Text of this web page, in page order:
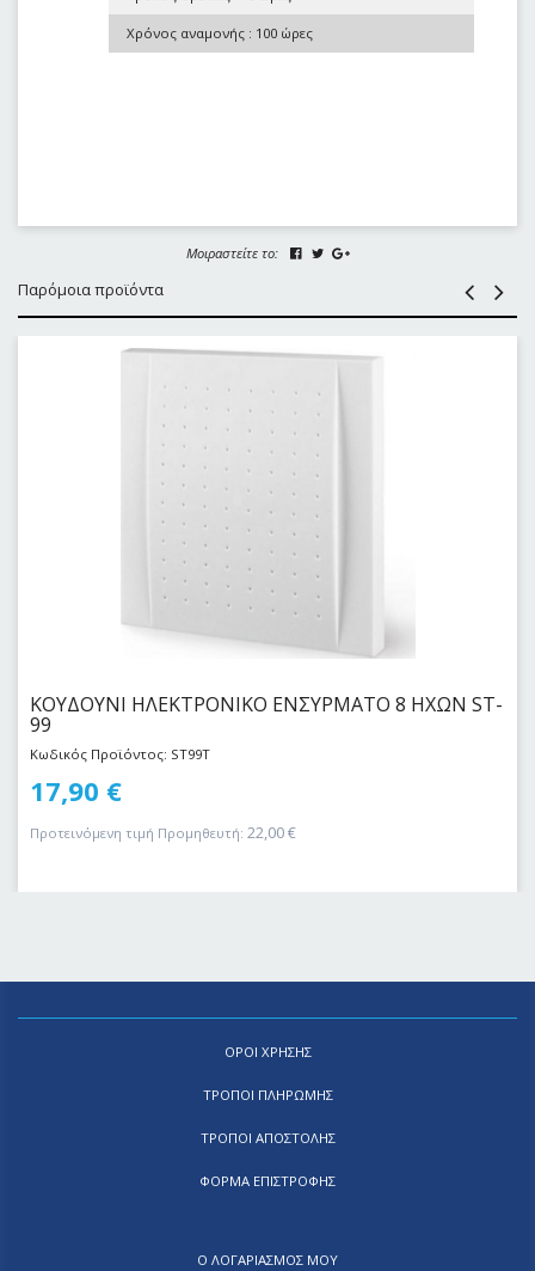
Χρόνος αναμονής : 100 ώρες
Μοιραστείτε το:
Παρόμοια προϊόντα
ΚΟΥΔΟΥΝΙ ΗΛΕΚΤΡΟΝΙΚΟ ΕΝΣΥΡΜΑΤΟ 8 ΗΧΩΝ ST-
99
Κωδικός Προϊόντος: ST99T
17,90 €
Προτεινόμενη τιμή Προμηθευτή: 22,00€
ΟΡΟΙ ΧΡΗΣΗΣ
ΤΡΟΠΟΙ ΠΛΗΡΩΜΗΣ
ΤΡΟΠΟΙ ΑΠΟΣΤΟΛΗΣ
ΦΟΡΜΑ ΕΠΙΣΤΡΟΦΗΣ
Ο ΛΟΓΑΡΙΑΣΜΟΣ ΜΟΥ